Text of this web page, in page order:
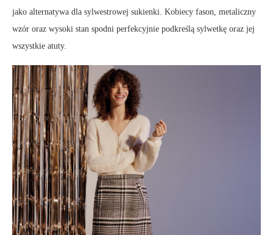
jako alternatywa dla sylwestrowej sukienki. Kobiecy fason, metaliczny
wzór oraz wysoki stan spodni perfekcyjnie podkreślą sylwetkę oraz jej
wszystkie atuty.